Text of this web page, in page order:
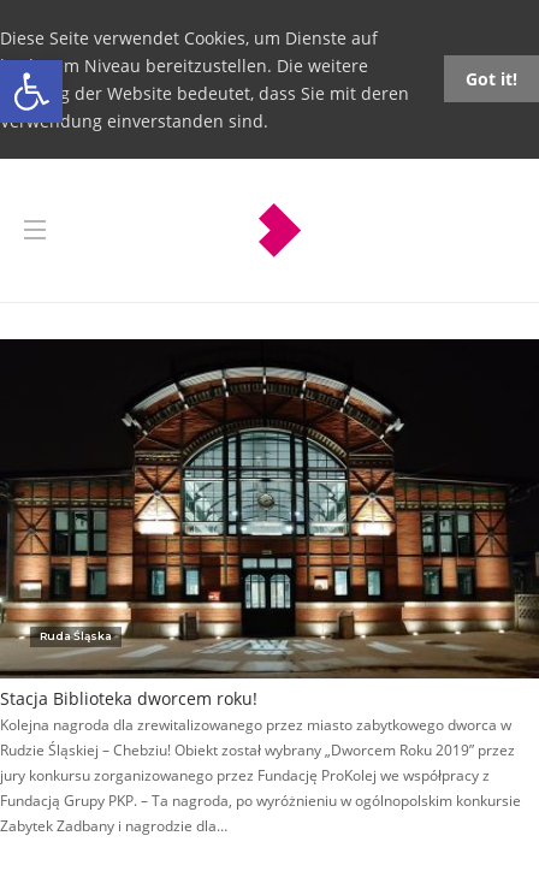
Open toolbar
Diese Seite verwendet Cookies, um Dienste auf
höchstem Niveau bereitzustellen. Die weitere
Nutzung der Website bedeutet, dass Sie mit deren
Verwendung einverstanden sind.
Got it!
Ruda Śląska
Stacja Biblioteka dworcem roku!
Kolejna nagroda dla zrewitalizowanego przez miasto zabytkowego dworca w
Rudzie Śląskiej – Chebziu! Obiekt został wybrany „Dworcem Roku 2019” przez
jury konkursu zorganizowanego przez Fundację ProKolej we współpracy z
Fundacją Grupy PKP. – Ta nagroda, po wyróżnieniu w ogólnopolskim konkursie
Zabytek Zadbany i nagrodzie dla…